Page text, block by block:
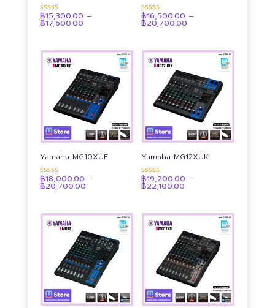
ให้คะแนน
4.90
ตั้งแต่ 1-5
฿15,300.00 –
฿17,600.00Price
฿17,600.00
ให้คะแนน
4.88
ตั้งแต่ 1-5
฿16,500.00 –
฿20,700.00
฿20,700.00
Yamaha MG10XUF
ให้คะแนน
4.91
ตั้งแต่ 1-5
฿18,000.00 –
฿20,700.00Price
฿20,700.00
Yamaha MG12XUK
ให้คะแนน
4.90
ตั้งแต่ 1-5
฿19,200.00 –
฿22,100.00
฿22,100.00